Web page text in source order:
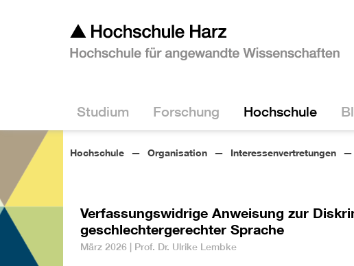
Studium Forschung Hochschule
Hochschule Organisation Interessenvertretungen
Verfassungswidrige Anweisung zur
geschlechtergerechter Sprache
März 2026 | Prof. Dr. Ulrike Lembke